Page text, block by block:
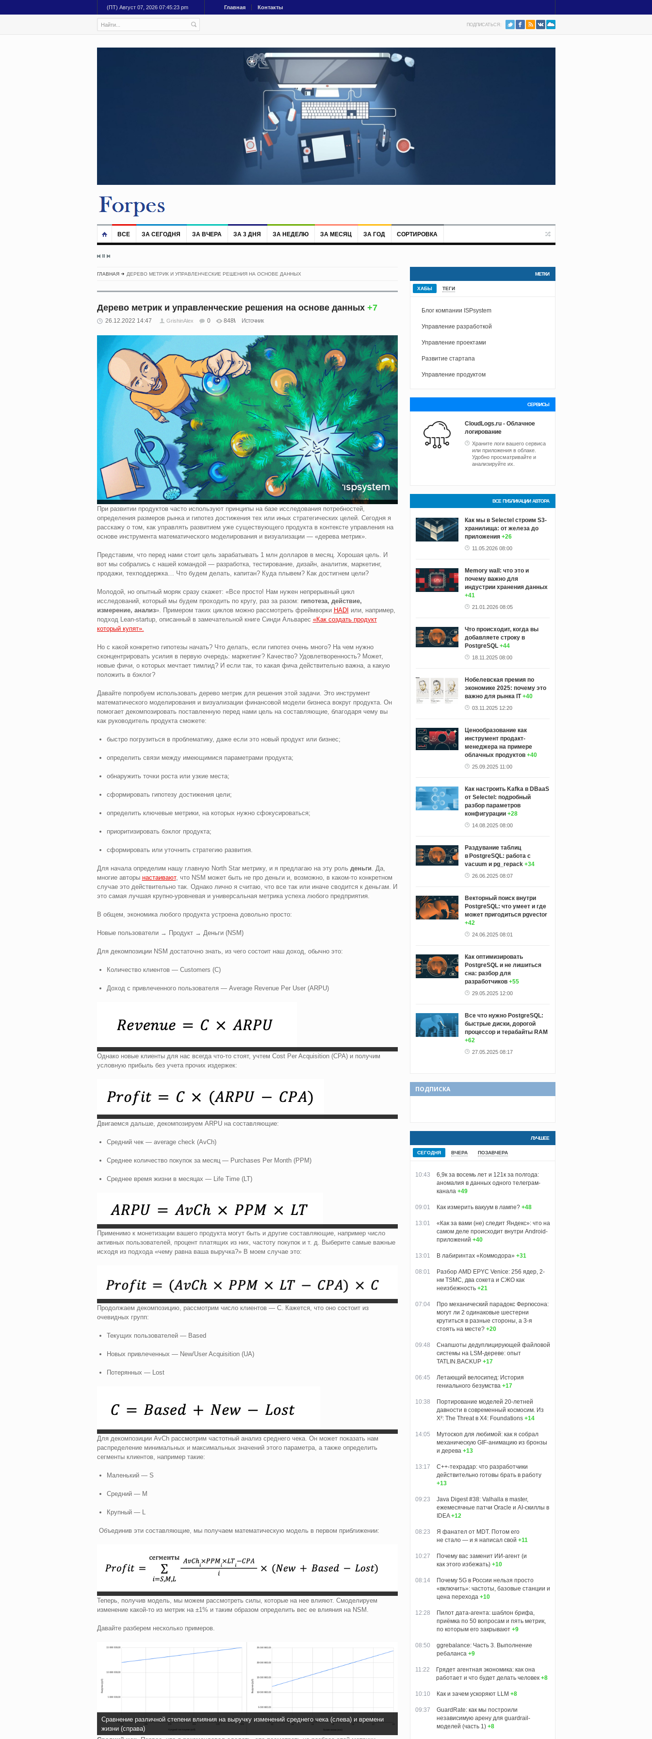
(ПТ) Август 07, 2026 07:45:24 pm Главная Контакты
ПОДПИСАТЬСЯ:
ВСЕ ЗА СЕГОДНЯ ЗА ВЧЕРА ЗА 3 ДНЯ ЗА НЕДЕЛЮ ЗА МЕСЯЦ ЗА ГОД СОРТИРОВКА
ГЛАВНАЯ ДЕРЕВО МЕТРИК И УПРАВЛЕНЧЕСКИЕ РЕШЕНИЯ НА ОСНОВЕ ДАННЫХ
Дерево метрик и управленческие решения на основе данных +7
26.12.2022 14:47 GrishinAlex 0 848 Источник
При развитии продуктов часто используют принципы на базе исследования потребностей,
определения размеров рынка и гипотез достижения тех или иных стратегических целей. Сегодня я
расскажу о том, как управлять развитием уже существующего продукта в контексте управления на
основе инструмента математического моделирования и визуализации — «дерева метрик».
Представим, что перед нами стоит цель зарабатывать 1 млн долларов в месяц. Хорошая цель. И
вот мы собрались с нашей командой — разработка, тестирование, дизайн, аналитик, маркетинг,
продажи, техподдержка… Что будем делать, капитан? Куда плывем? Как достигнем цели?
Молодой, но опытный моряк сразу скажет: «Все просто! Нам нужен непрерывный цикл
исследований, который мы будем проходить по кругу, раз за разом: гипотеза, действие,
измерение, анализ». Примером таких циклов можно рассмотреть фреймворки HADI или, например,
подход Lean-startup, описанный в замечательной книге Синди Альварес «Как создать продукт
который купят».
Но с какой конкретно гипотезы начать? Что делать, если гипотез очень много? На чем нужно
сконцентрировать усилия в первую очередь: маркетинг? Качество? Удовлетворенность? Может,
новые фичи, о которых мечтает тимлид? И если так, то какая фича действительно важна, а какую
положить в бэклог?
Давайте попробуем использовать дерево метрик для решения этой задачи. Это инструмент
математического моделирования и визуализации финансовой модели бизнеса вокруг продукта. Он
помогает декомпозировать поставленную перед нами цель на составляющие, благодаря чему вы
как руководитель продукта сможете:
быстро погрузиться в проблематику, даже если это новый продукт или бизнес;
определить связи между имеющимися параметрами продукта;
обнаружить точки роста или узкие места;
сформировать гипотезу достижения цели;
определить ключевые метрики, на которых нужно сфокусироваться;
приоритизировать бэклог продукта;
сформировать или уточнить стратегию развития.
Для начала определим нашу главную North Star метрику, и я предлагаю на эту роль деньги. Да,
многие авторы настаивают, что NSM может быть не про деньги и, возможно, в каком-то конкретном
случае это действительно так. Однако лично я считаю, что все так или иначе сводится к деньгам. И
это самая лучшая крупно-уровневая и универсальная метрика успеха любого предприятия.
В общем, экономика любого продукта устроена довольно просто:
Новые пользователи → Продукт → Деньги (NSM)
Для декомпозиции NSM достаточно знать, из чего состоит наш доход, обычно это:
Количество клиентов — Customers (C)
Доход с привлеченного пользователя — Average Revenue Per User (ARPU)
Однако новые клиенты для нас всегда что-то стоят, учтем Cost Per Acquisition (CPA) и получим
условную прибыль без учета прочих издержек:
Двигаемся дальше, декомпозируем ARPU на составляющие:
Средний чек — average check (AvCh)
Среднее количество покупок за месяц — Purchases Per Month (PPM)
Среднее время жизни в месяцах — Life Time (LT)
Применимо к монетизации вашего продукта могут быть и другие составляющие, например число
активных пользователей, процент платящих из них, частоту покупок и т. д. Выберите самые важные
исходя из подхода «чему равна ваша выручка?» В моем случае это:
Продолжаем декомпозицию, рассмотрим число клиентов — С. Кажется, что оно состоит из
очевидных групп:
Текущих пользователей — Based
Новых привлеченных — New/User Acquisition (UA)
Потерянных — Lost
Для декомпозиции AvCh рассмотрим частотный анализ среднего чека. Он может показать нам
распределение минимальных и максимальных значений этого параметра, а также определить
сегменты клиентов, например такие:
Маленький — S
Средний — М
Крупный — L
Объединив эти составляющие, мы получаем математическую модель в первом приближении:
Теперь, получив модель, мы можем рассмотреть силы, которые на нее влияют. Смоделируем
изменение какой-то из метрик на ±1% и таким образом определить вес ее влияния на NSM.
Давайте разберем несколько примеров.
Сравнение различной степени влияния на выручку изменений среднего чека (слева) и времени
жизни (справа)
МЕТКИ
ХАБЫ ТЕГИ
Блог компании ISPsystem
Управление разработкой
Управление проектами
Развитие стартапа
Управление продуктом
СЕРВИСЫ
CloudLogs.ru - Облачное
логирование
Храните логи вашего сервиса
или приложения в облаке.
Удобно просматривайте и
анализируйте их.
ВСЕ ПУБЛИКАЦИИ АВТОРА
Как мы в Selectel строим S3-
хранилища: от железа до
приложения +26
11.05.2026 08:00
Memory wall: что это и
почему важно для
индустрии хранения данных
+41
21.01.2026 08:05
Что происходит, когда вы
добавляете строку в
PostgreSQL +44
18.11.2025 08:00
Нобелевская премия по
экономике 2025: почему это
важно для рынка IT +40
03.11.2025 12:20
Ценообразование как
инструмент продакт-
менеджера на примере
облачных продуктов +40
25.09.2025 11:00
Как настроить Kafka в DBaaS
от Selectel: подробный
разбор параметров
конфигурации +28
14.08.2025 08:00
Раздувание таблиц
в PostgreSQL: работа с
vacuum и pg_repack +34
26.06.2025 08:07
Векторный поиск внутри
PostgreSQL: что умеет и где
может пригодиться pgvector
+42
24.06.2025 08:01
Как оптимизировать
PostgreSQL и не лишиться
сна: разбор для
разработчиков +55
29.05.2025 12:00
Все что нужно PostgreSQL:
быстрые диски, дорогой
процессор и терабайты RAM
+62
27.05.2025 08:17
ПОДПИСКА
ЛУЧШЕЕ
СЕГОДНЯ ВЧЕРА ПОЗАВЧЕРА
10:43
6,9к за восемь лет и 121к за полгода:
аномалия в данных одного телеграм-
канала +49
09:01 Как измерить вакуум в лампе? +48
13:01
«Как за вами (не) следит Яндекс»: что на
самом деле происходит внутри Android-
приложений +40
13:01 В лабиринтах «Коммодора» +31
08:01
Разбор AMD EPYC Venice: 256 ядер, 2-
нм TSMC, два сокета и СЖО как
неизбежность +21
07:04
Про механический парадокс Фергюсона:
могут ли 2 одинаковые шестерни
крутиться в разные стороны, а 3-я
стоять на месте? +20
09:48
Снапшоты дедуплицирующей файловой
системы на LSM-дереве: опыт
TATLIN.BACKUP +17
06:45
Летающий велосипед: История
гениального безумства +17
10:38
Портирование моделей 20-летней
давности в современный космосим. Из
X²: The Threat в X4: Foundations +14
14:05
Мутоскоп для любимой: как я собрал
механическую GIF-анимацию из бронзы
и дерева +13
13:17
C++-техрадар: что разработчики
действительно готовы брать в работу
+13
09:23
Java Digest #38: Valhalla в master,
ежемесячные патчи Oracle и AI-скиллы в
IDEA +12
08:23
Я фанател от MDT. Потом его
не стало — и я написал свой +11
10:27
Почему вас заменит ИИ‑агент (и
как этого избежать) +10
08:14
Почему 5G в России нельзя просто
«включить»: частоты, базовые станции и
цена перехода +10
12:28
Пилот дата-агента: шаблон брифа,
приёмка по 50 вопросам и пять метрик,
по которым его закрывают +9
08:50
ggrebalance: Часть 3. Выполнение
ребаланса +9
11:22
Грядет агентная экономика: как она
работает и что будет делать человек +8
10:10 Как и зачем ускоряют LLM +8
09:37
GuardRate: как мы построили
независимую арену для guardrail-
моделей (часть 1) +8